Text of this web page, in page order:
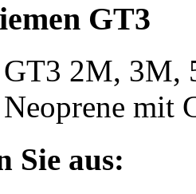
GT3
GT3 2M, 3M,
mit
Sie aus: